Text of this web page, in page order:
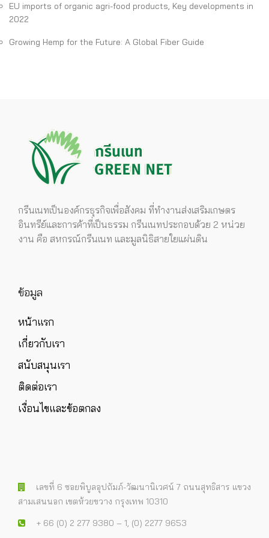
EU imports of organic agri-food products, Key developments in
2022
Growing Hemp for the Future: A Global Fiber Guide
กรีนเนทเป็นองค์กรธุรกิจเพื่อสังคม ที่ทำงานส่งเสริมเกษตร
อินทรีย์และการค้าที่เป็นธรรม กรีนเนทประกอบด้วย 2 หน่วย
งาน คือ สหกรณ์กรีนเนท และมูลนิธิสายใยแผ่นดิน
ข้อมูล
หน้าแรก
เกี่ยวกับเรา
สนับสนุนเรา
ติดต่อเรา
เงื่อนไขและข้อตกลง
เลขที่ 6 ซอยพิบูลอุปถัมภ์-วัฒนานิเวศน์ 7 ถนนสุทธิสาร แขวง
สามเสนนอก เขตห้วยขวาง กรุงเทพ 10310
+ 66 (0) 2 277 9380 – 1, (0) 2277 9653